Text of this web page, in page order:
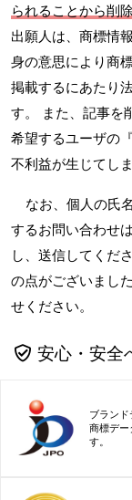
られることから削
出願人は、商標情
身の意思により商
掲載するにあたり
す。 また、記事を
希望するユーザの
不利益が生じてし
なお、個人の氏
するお問い合わせ
し、送信してくだ
の点がございまし
せください。
安心・安全
ブラン
商標デー
す。